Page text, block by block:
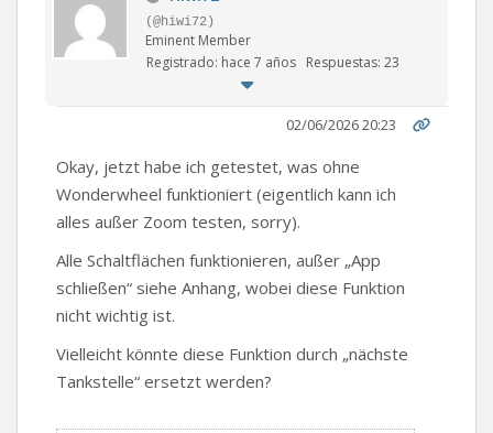
(@hiwi72)
Eminent Member
Registrado: hace 7 años Respuestas: 23
02/06/2026 20:23
Okay, jetzt habe ich getestet, was ohne
Wonderwheel funktioniert (eigentlich kann ich
alles außer Zoom testen, sorry).
Alle Schaltflächen funktionieren, außer „App
schließen“ siehe Anhang, wobei diese Funktion
nicht wichtig ist.
Vielleicht könnte diese Funktion durch „nächste
Tankstelle“ ersetzt werden?